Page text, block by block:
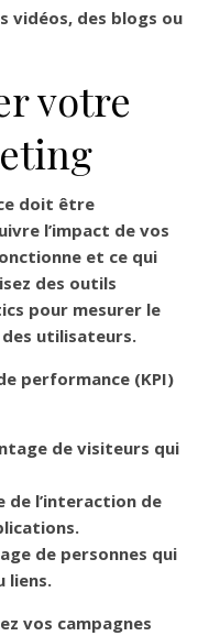
vidéos, des blogs ou
votre
doit être
l’impact de vos
et ce qui
des outils
pour mesurer le
utilisateurs.
performance (KPI)
de visiteurs qui
de l’interaction de
de personnes qui
liens.
vos campagnes